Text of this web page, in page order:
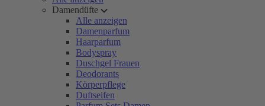
Damendüfte
Alle anzeigen
Damenparfum
Haarparfum
Bodyspray
Duschgel Frauen
Deodorants
Körperpflege
Duftseifen